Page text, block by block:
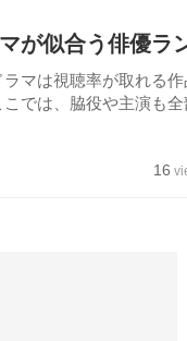
が似合う俳優ラ
マは視聴率が取れる
では、脇役や主演も
16